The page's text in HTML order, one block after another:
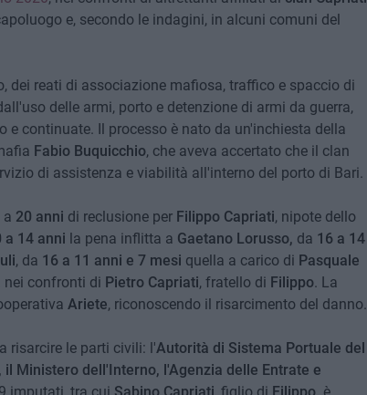
e, secondo le indagini, in alcuni comuni del
dei reati di associazione mafiosa, traffico e spaccio di
delle armi, porto e detenzione di armi da guerra,
continuate. Il processo è nato da un'inchiesta della
Fabio Buquicchio, che aveva accertato che il clan
di assistenza e viabilità all'interno del porto di Bari.
a 20 anni di reclusione per Filippo Capriati, nipote dello
a 14 anni la pena inflitta a Gaetano Lorusso, da 16 a 14
, da 16 a 11 anni e 7 mesi quella a carico di Pasquale
nei confronti di Pietro Capriati, fratello di Filippo. La
Ariete, riconoscendo il risarcimento del danno.
risarcire le parti civili: l'Autorità di Sistema Portuale del
Ministero dell'Interno, l'Agenzia delle Entrate e